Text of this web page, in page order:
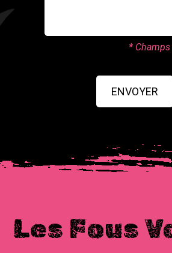
*
ENVOYER
Les Fous